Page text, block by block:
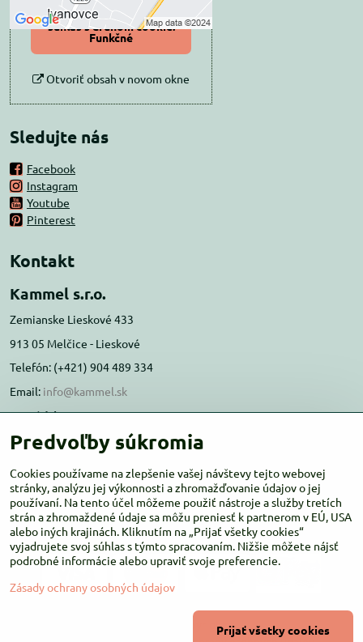
Povoliť a zapamätať -
súhlas s druhom cookie:
Funkčné
Otvoriť obsah v novom okne
Sledujte nás
Facebook
Instagram
Youtube
Pinterest
Kontakt
Kammel s.r.o.
Zemianske Lieskové 433
913 05 Melčice - Lieskové
Telefón: (+421) 904 489 334
Email: info@kammel.sk
Prevádzka:
Administratívna budova PD Melčice
Otváracie hodiny:PO-ŠT 8:00 - 16:00
PIA-NE Zatvorené
Copyright
Predvoľby súkromia
Cookies používame na zlepšenie vašej návštevy tejto webovej
stránky, analýzu jej výkonnosti a zhromažďovanie údajov o jej
používaní. Na tento účel môžeme použiť nástroje a služby tretích
strán a zhromaždené údaje sa môžu preniesť k partnerom v EÚ, USA
alebo iných krajinách. Kliknutím na „Prijať všetky cookies“
vyjadrujete svoj súhlas s týmto spracovaním. Nižšie môžete nájsť
podrobné informácie alebo upraviť svoje preferencie.
Zásady ochrany osobných údajov
Prijať všetky cookies